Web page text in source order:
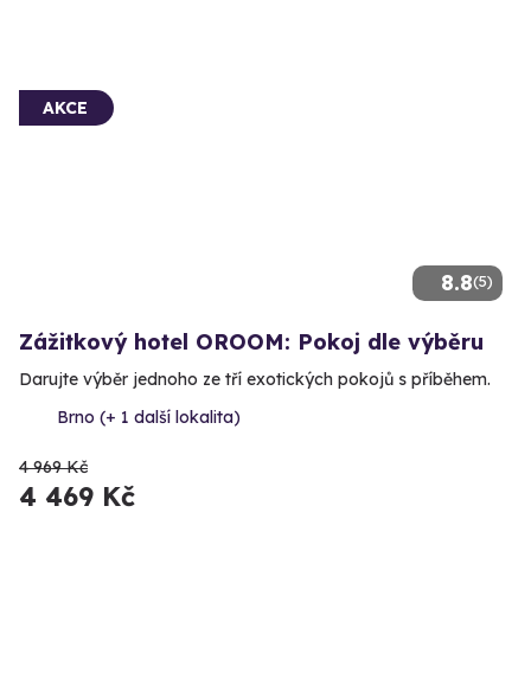
8.8(5)
AKCE
Zážitkový hotel OROOM: Pokoj dle výběru
Darujte výběr jednoho ze tří exotických pokojů s příběhem.
Brno (+ 1 další lokalita)
4 969 Kč
4 469 Kč